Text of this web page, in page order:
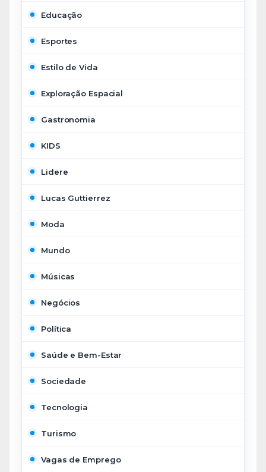
Educação
Esportes
Estilo de Vida
Exploração Espacial
Gastronomia
KIDS
Lidere
Lucas Guttierrez
Moda
Mundo
Músicas
Negócios
Política
Saúde e Bem-Estar
Sociedade
Tecnologia
Turismo
Vagas de Emprego